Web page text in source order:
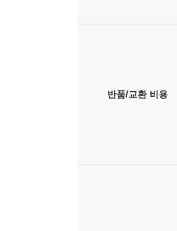
VIII. 두 번째 용도는
두 번째 공리 ? 신학
IX. 오직 이론적이
X. 이것은 성경으로
XI. 이것은 세 가지
반품/교환 비용